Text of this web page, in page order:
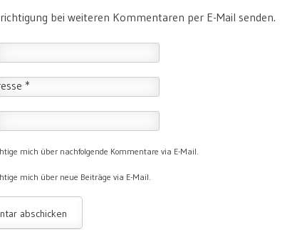
bei weiteren Kommentaren per E-Mail senden.
*
mich über nachfolgende Kommentare via E-Mail.
mich über neue Beiträge via E-Mail.